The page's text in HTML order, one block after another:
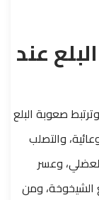
عند
صعوبة البلع
والتصلب
وعسر
الشيخوخة، ومن